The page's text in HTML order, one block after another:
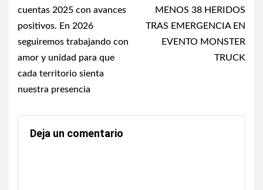
cuentas 2025 con avances
positivos. En 2026
seguiremos trabajando con
amor y unidad para que
cada territorio sienta
nuestra presencia
MENOS 38 HERIDOS
TRAS EMERGENCIA EN
EVENTO MONSTER
TRUCK
Deja un comentario